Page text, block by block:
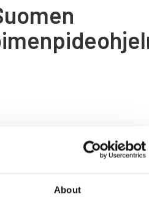
About
vuosille 2022 - 2027.
välisenä aikana. Kuulemismateriaali
merenhoito